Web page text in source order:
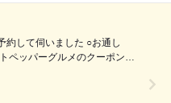
伺いました ○お通し